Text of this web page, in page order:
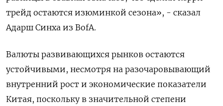
трейд остаются изюминкой сезона», - сказал
Адарш Синха из BofA.
Валюты развивающихся рынков остаются
устойчивыми, несмотря на разочаровывающий
внутренний рост и экономические показатели
Китая, поскольку в значительной степени